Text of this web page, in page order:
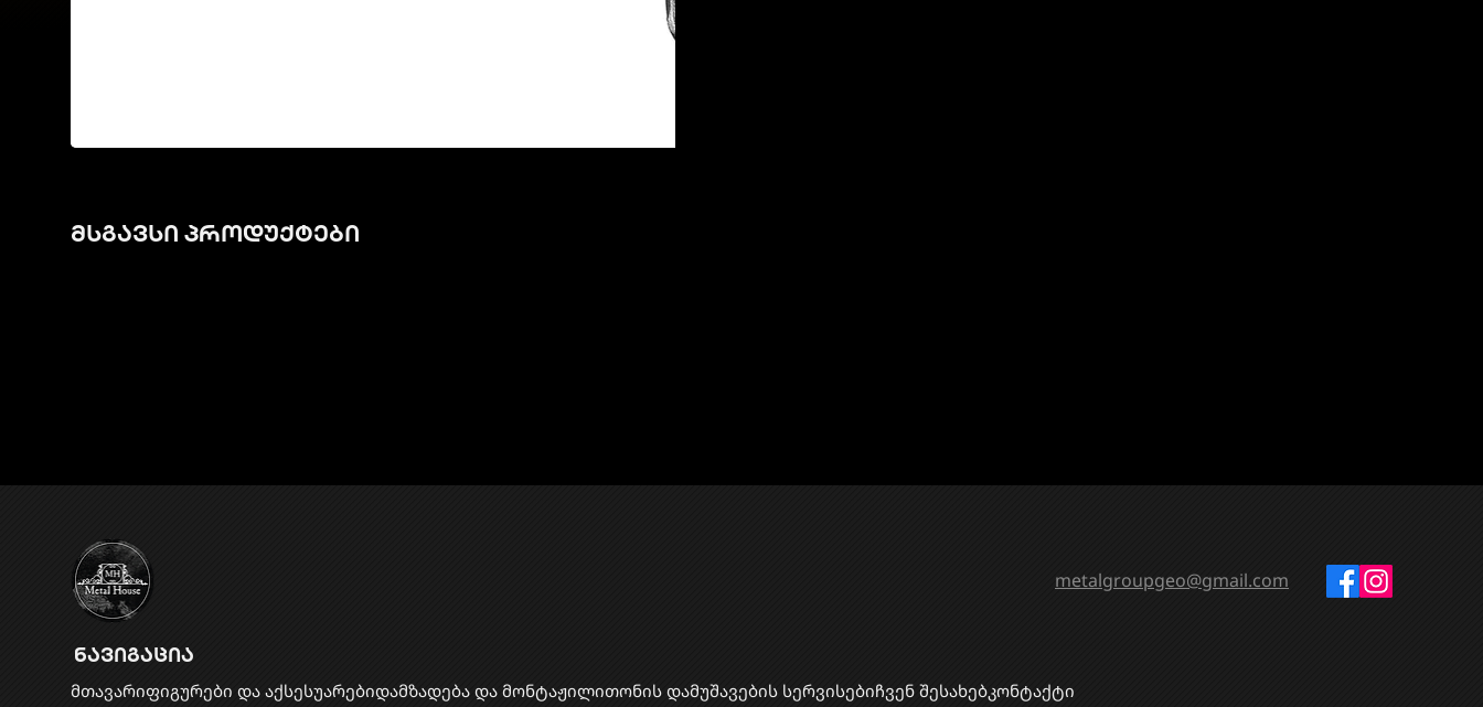
მსგავსი პროდუქტები
ნავიგაცია
მთავარიფიგურები და აქსესუარებიდამზადება და მონტაჟი​ლითონის დამუშავების სერვისებიჩვენ შესახებკონტაქტი
metalgroupgeo@gmail.com